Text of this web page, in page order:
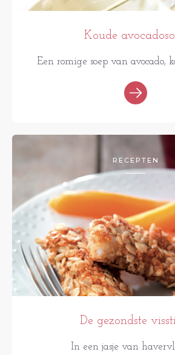
Koude
Een romige soep van avocado,
RECEPTEN
De gezondste
In een jasje van